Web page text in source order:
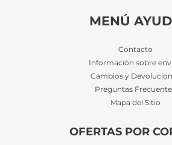
MENÚ
Contacto
Información sobre
Cambios y
Preguntas
Mapa del Sitio
OFERTAS POR